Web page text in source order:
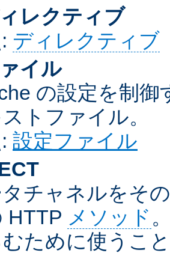
レクティブ
ディレクティブ
イル
の設定を制
トファイル。
設定ファイル
チャネルをそ
HTTP メソッド
むために使うこ